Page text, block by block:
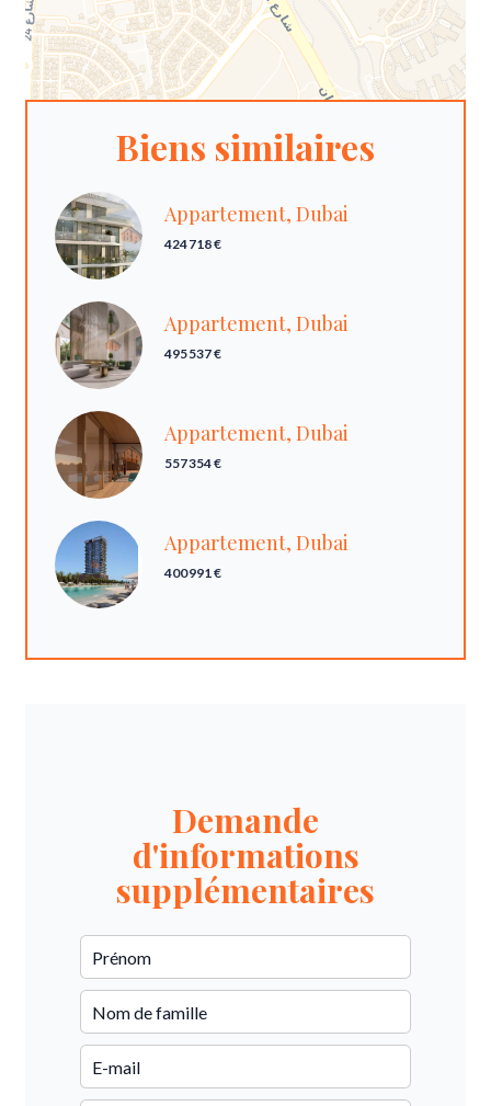
Biens similaires
Appartement, Dubai
424 718 €
Appartement, Dubai
495 537 €
Appartement, Dubai
557 354 €
Appartement, Dubai
400 991 €
Demande
d'informations
supplémentaires